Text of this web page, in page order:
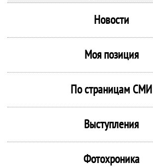
Новости
Моя позиция
По страницам СМИ
Выступления
Фотохроника